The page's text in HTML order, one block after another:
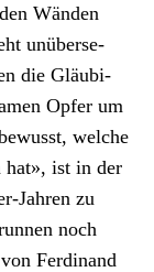
Wän­den
unüberse­
die Gläu­bi­
Opfer um
welche
hat», ist in der
Jahren zu
noch
Fer­di­nand